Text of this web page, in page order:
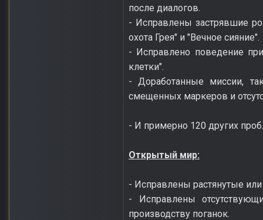
после диалогов.
- Исправлены застрявшие
охота Грея" и "Вечное сияние".
- Исправлено поведение
клетки".
- Доработанные миссии,
смещенных маркеров и
- И примерно 120 других
Открытый мир:
- Исправлены растянутые
- Исправлены
производству поганок.